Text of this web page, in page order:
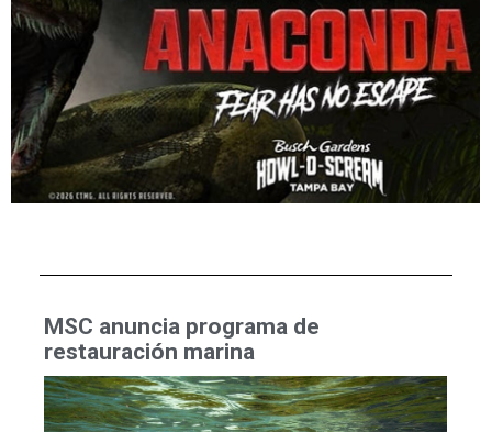
MSC anuncia programa de
restauración marina